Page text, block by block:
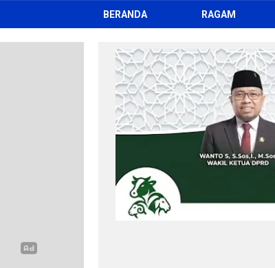
siarnitas
Jernih Menyiarkan
BERANDA RAGAM